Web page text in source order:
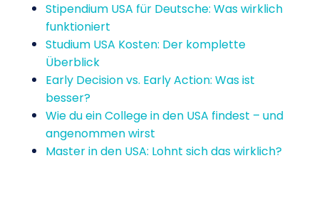
Stipendium USA für Deutsche: Was wirklich
funktioniert
Studium USA Kosten: Der komplette
Überblick
Early Decision vs. Early Action: Was ist
besser?
Wie du ein College in den USA findest – und
angenommen wirst
Master in den USA: Lohnt sich das wirklich?